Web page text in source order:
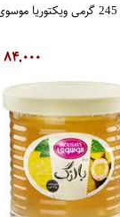
۸۴,۰۰۰